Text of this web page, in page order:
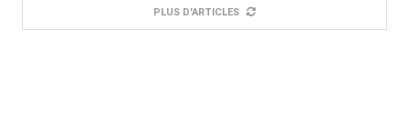
PLUS D'ARTICLES